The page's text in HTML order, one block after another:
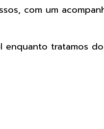
com um
tratamos